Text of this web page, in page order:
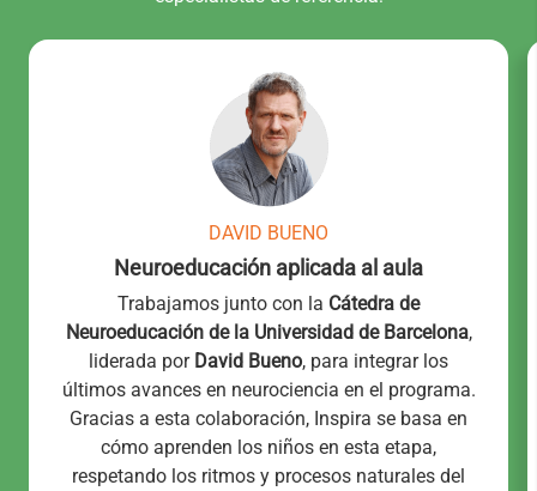
DAVID BUENO
Neuroeducación aplicada al aula
Trabajamos junto con la Cátedra de
Neuroeducación de la Universidad de Barcelona,
liderada por David Bueno, para integrar los
últimos avances en neurociencia en el programa.
Gracias a esta colaboración, Inspira se basa en
cómo aprenden los niños en esta etapa,
respetando los ritmos y procesos naturales del